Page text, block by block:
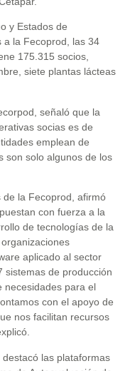
y Estados de
a la Fecoprod, las 34
175.315 socios,
siete plantas lácteas
señaló que la
socias es de
emplean de
son solo algunos de los
de la Fecoprod, afirmó
con fuerza a la
de tecnologías de la
aplicado al sector
sistemas de producción
necesidades para el
con el apoyo de
nos facilitan recursos
las plataformas